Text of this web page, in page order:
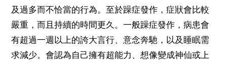
及過多而不恰當的行為。至於躁症發作，症狀會比較
嚴重，而且持續的時間更久。一般躁症發作，病患會
有超過一週以上的誇大言行、意念奔馳，以及睡眠需
求減少。會認為自己擁有超能力、想像變成神仙或上